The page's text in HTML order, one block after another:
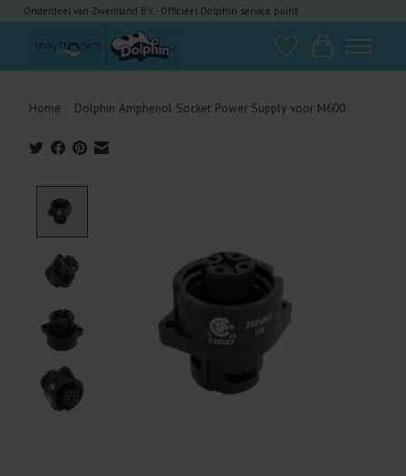
Onderdeel van Zwemland B.V. - Officieel Dolphin service point
VerlanglijstWinkelwagen
Home Dolphin Amphenol Socket Power Supply voor M600